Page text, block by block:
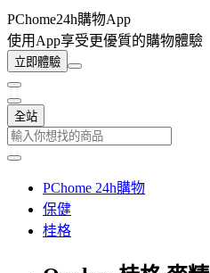
PChome24h購物App
使用App享受更優質的購物體驗
立即體驗
全站
PChome 24h購物
保健
桂格